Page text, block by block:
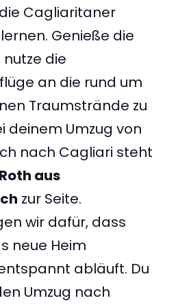
Cagliaritaner
Genieße die
die
an die rund um
Traumstrände zu
deinem Umzug von
nach Cagliari steht
aus
zur Seite.
wir dafür, dass
neue Heim
abläuft. Du
Umzug nach